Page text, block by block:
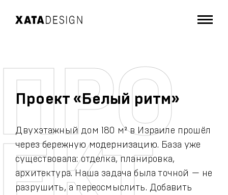
Проект «Белый ритм»
Двухэтажный дом 180 м² в Израиле прошёл
через бережную модернизацию. База уже
существовала: отделка, планировка,
архитектура. Наша задача была точной — не
разрушить, а переосмыслить. Добавить